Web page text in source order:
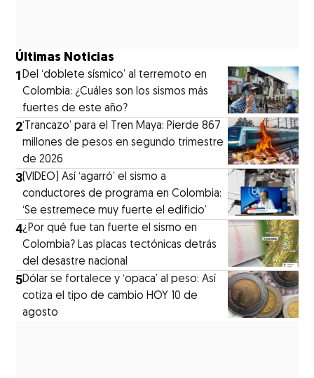
Últimas Noticias
1Del ‘doblete sísmico’ al terremoto en
Colombia: ¿Cuáles son los sismos más
fuertes de este año?
2‘Trancazo’ para el Tren Maya: Pierde 867
millones de pesos en segundo trimestre
de 2026
3 (VIDEO) Así ‘agarró’ el sismo a
conductores de programa en Colombia:
‘Se estremece muy fuerte el edificio’
4¿Por qué fue tan fuerte el sismo en
Colombia? Las placas tectónicas detrás
del desastre nacional
5Dólar se fortalece y ‘opaca’ al peso: Así
cotiza el tipo de cambio HOY 10 de
agosto